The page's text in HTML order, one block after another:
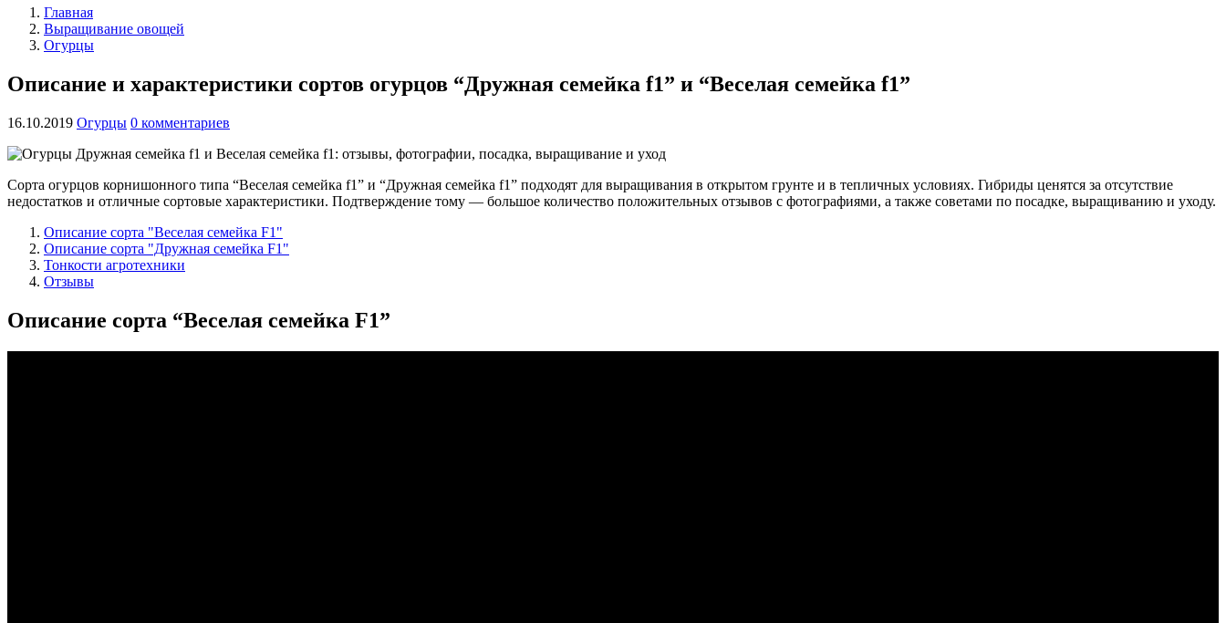
Главная
Выращивание овощей
Огурцы
Описание и характеристики сортов огурцов “Дружная семейка f1” и “Веселая семейка f1”
16.10.2019 Огурцы 0 комментариев
Сорта огурцов корнишонного типа “Веселая семейка f1” и “Дружная семейка f1” подходят для выращивания в открытом грунте и в тепличных условиях. Гибриды ценятся за отсутствие
недостатков и отличные сортовые характеристики. Подтверждение тому — большое количество положительных отзывов с фотографиями, а также советами по посадке, выращиванию и уходу.
Описание сорта "Веселая семейка F1"
Описание сорта "Дружная семейка F1"
Тонкости агротехники
Отзывы
Описание сорта “Веселая семейка F1”